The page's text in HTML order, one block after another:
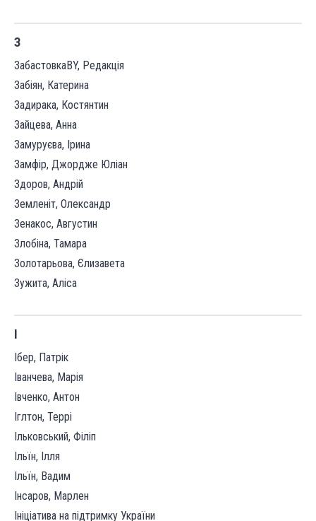
З
ЗабастовкаBY, Редакція
Забіян, Катерина
Задирака, Костянтин
Зайцева, Анна
Замуруєва, Ірина
Замфір, Джордже Юліан
Здоров, Андрій
Земленіт, Олександр
Зенакос, Августин
Злобіна, Тамара
Золотарьова, Єлизавета
Зужита, Аліса
І
Ібер, Патрік
Іванчева, Марія
Івченко, Антон
Іглтон, Террі
Ільковський, Філіп
Ільїн, Ілля
Ільїн, Вадим
Інсаров, Марлен
Ініціатива на підтримку України